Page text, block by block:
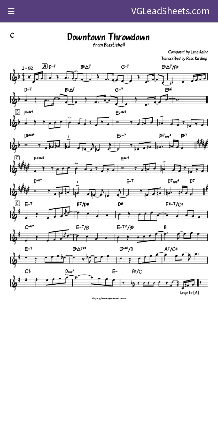
VGLeadSheets.com